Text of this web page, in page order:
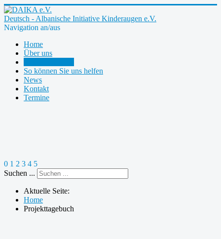
Deutsch - Albanische Initiative Kinderaugen e.V.
Navigation an/aus
Home
Über uns
So können Sie uns helfen
News
Kontakt
Termine
0 1 2 3 4 5
Suchen ...
Aktuelle Seite:
Home
Projekttagebuch